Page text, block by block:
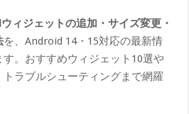
ィジェットの追加・サイズ変更・
を、Android 14・15対応の最新情
。おすすめウィジェット10選や
ラブルシューティングまで網羅